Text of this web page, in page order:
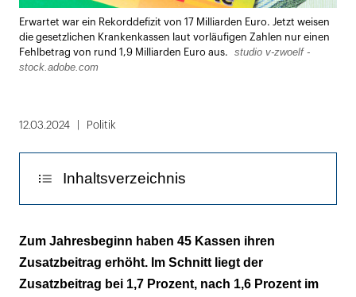
Lightbox
öffnen
Erwartet war ein Rekorddefizit von 17 Milliarden Euro. Jetzt weisen
die gesetzlichen Krankenkassen laut vorläufigen Zahlen nur einen
Fehlbetrag von rund 1,9 Milliarden Euro aus.
studio v-zwoelf -
stock.adobe.com
12.03.2024 Politik
Inhaltsverzeichnis
Nur 1,9 Milliarden Euro Defizit statt 17
Millirden
Zum Jahresbeginn haben 45 Kassen ihren
Zusatzbeitrag erhöht. Im Schnitt liegt der
Zusatzbeitrag bei 1,7 Prozent, nach 1,6 Prozent im